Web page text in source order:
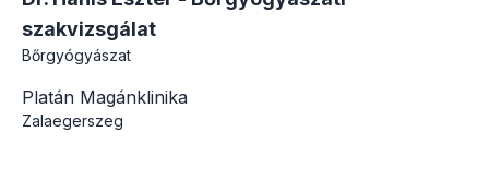
szakvizsgálat
Bőrgyógyászat
Platán Magánklinika
Zalaegerszeg